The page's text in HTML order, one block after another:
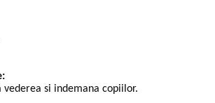
vederea si indemana copiilor.